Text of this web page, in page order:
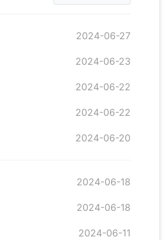
2024-06-27
2024-06-23
2024-06-22
2024-06-22
2024-06-20
2024-06-18
2024-06-18
2024-06-11